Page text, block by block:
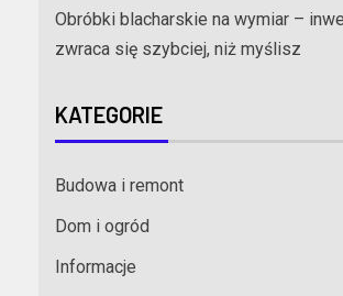
Obróbki blacharskie na wymiar –
zwraca się szybciej, niż myślisz
KATEGORIE
Budowa i remont
Dom i ogród
Informacje